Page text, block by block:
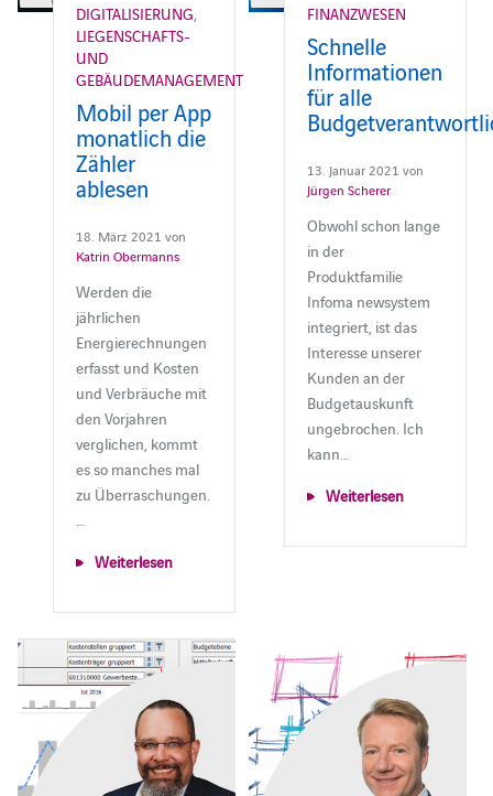
DIGITALISIERUNG
LIEGENSCHAFTS-
UND
GEBÄUDEMANAGEMENT
Mobil per App
monatlich die
Zähler
ablesen
18. März 2021 von
Katrin Obermanns
Werden die
jährlichen
Energierechnungen
erfasst und Kosten
und Verbräuche mit
den Vorjahren
verglichen, kommt
es so manches mal
zu Überraschungen.
Weiterlesen
FINANZWESEN
Schnelle
Informationen
für alle
13. Januar 2021 von
Jürgen Scherer
Obwohl schon lange
in der
Produktfamilie
Infoma newsystem
integriert, ist das
Interesse unserer
Kunden an der
Budgetauskunft
ungebrochen. Ich
kann…
Weiterlesen